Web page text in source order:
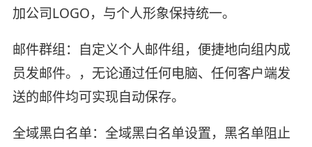
加公司LOGO，与个人形象保持统一。
邮件群组：自定义个人邮件组，便捷地向组内成
员发邮件。，无论通过任何电脑、任何客户端发
送的邮件均可实现自动保存。
全域黑白名单：全域黑白名单设置，黑名单阻止